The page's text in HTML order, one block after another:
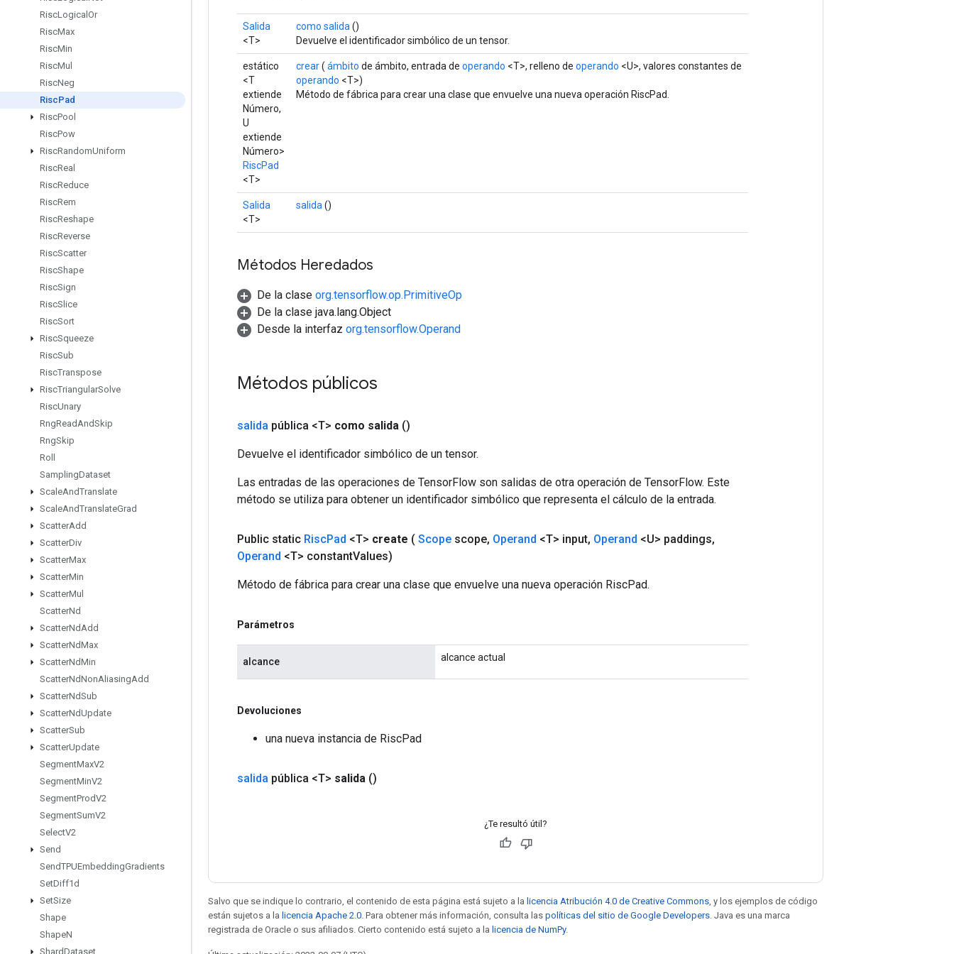
RiscLogical Or
RiscMax
RiscMin
RiscMul
RiscNeg
RiscPad
RiscPool
RiscPow
RiscRandomUniform
RiscReal
RiscReduce
RiscRem
RiscReshape
RiscReverse
RiscScatter
RiscShape
RiscSign
RiscSlice
RiscSort
RiscSqueeze
RiscSub
RiscTranspose
RiscTriangularSolve
RiscUnary
RngReadAndSkip
RngSkip
Roll
SamplingDataset
ScaleAndTranslate
ScaleAndTranslateGrad
ScatterAdd
ScatterDiv
ScatterMax
ScatterMin
ScatterMul
ScatterNd
ScatterNdAdd
ScatterNdMax
ScatterNdMin
ScatterNdNonAliasingAdd
ScatterNdSub
ScatterNdUpdate
ScatterSub
ScatterUpdate
SegmentMaxV2
SegmentMinV2
SegmentProdV2
SegmentSumV2
SelectV2
Send
SendTPUEmbeddingGradients
SetDiff1d
SetSize
Shape
ShapeN
ShardDataset
Salida
<T>
como salida ()
Devuelve el identificador simbólico de un tensor.
estático
<T
extiende
Número,
U
extiende
Número>
RiscPad
<T>
crear( ámbito de ámbito, entrada de operando <T>, relleno de operando <U>, valores constantes de
operando <T>)
Método de fábrica para crear una clase que envuelve una nueva operación RiscPad.
Salida
<T>
salida ()
Métodos Heredados
De la clase org.tensorflow.op.PrimitiveOp
De la clase java.lang.Object
Desde la interfaz org.tensorflow.Operand
Métodos públicos
salida pública <T> como salida ()
Devuelve el identificador simbólico de un tensor.
Las entradas de las operaciones de TensorFlow son salidas de otra operación de TensorFlow. Este
método se utiliza para obtener un identificador simbólico que representa el cálculo de la entrada.
Public static RiscPad <T> create ( Scope scope, Operand <T> input, Operand <U> paddings,
Operand <T> constantValues)
Método de fábrica para crear una clase que envuelve una nueva operación RiscPad.
Parámetros
alcance alcance actual
Devoluciones
una nueva instancia de RiscPad
salida pública <T> salida ()
¿Te resultó útil?
Salvo que se indique lo contrario, el contenido de esta página está sujeto a la licencia Atribución 4.0 de Creative Commons , y los ejemplos de código
están sujetos a la licencia Apache 2.0 . Para obtener más información, consulta las políticas del sitio de Google Developers . Java es una marca
registrada de Oracle o sus afiliados. Cierto contenido está sujeto a la licencia de NumPy.